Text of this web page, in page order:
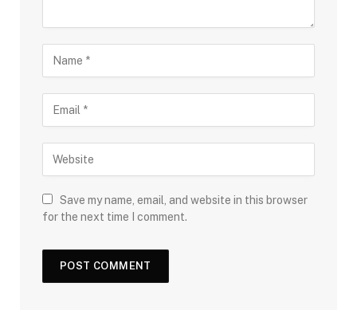
Save my name, email, and website in this browser
for the next time I comment.